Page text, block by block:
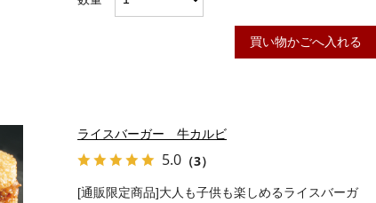
買い物かごへ入れる
ライスバーガー 牛カルビ
5.0 （3）
[通販限定商品]大人も子供も楽しめるライスバーガ